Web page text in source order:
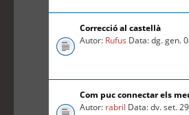
Correcció al castellà
Autor: Rufus Data: dg. gen.
Com puc connectar els
Autor: rabril Data: dv. set.